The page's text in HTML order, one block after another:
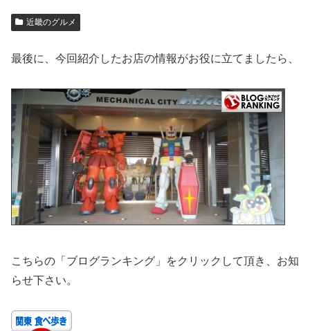
近畿のグルメ
最後に、今回紹介したお店の情報がお役に立てましたら、
こちらの「ブログランキング」をクリックして頂き、お知
らせ下さい。